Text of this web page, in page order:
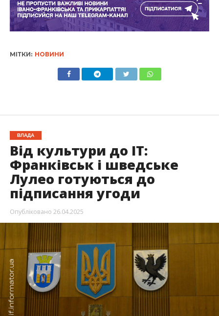
МІТКИ: НОВИНИ
ВЛАДА
Від культури до IT:
Франківськ і шведське
Лулео готуються до
підписання угоди
Опубліковано 26.04.2025